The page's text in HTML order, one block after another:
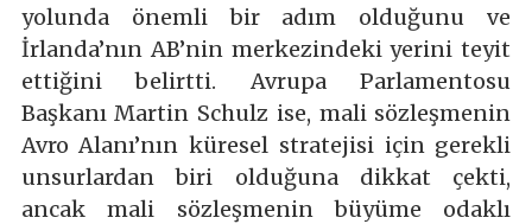
yolunda önemli bir adım olduğunu ve
İrlanda’nın AB’nin merkezindeki yerini teyit
ettiğini belirtti. Avrupa Parlamentosu
Başkanı Martin Schulz ise, mali sözleşmenin
Avro Alanı’nın küresel stratejisi için gerekli
unsurlardan biri olduğuna dikkat çekti,
ancak mali sözleşmenin büyüme odaklı